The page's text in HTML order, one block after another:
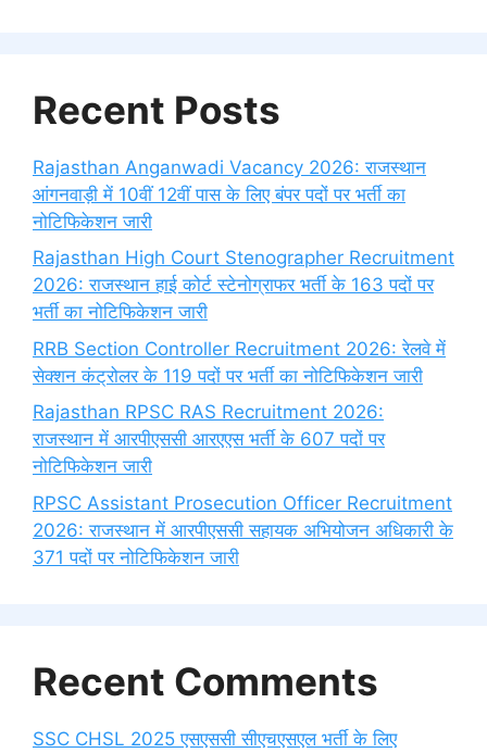
Recent Posts
Rajasthan Anganwadi Vacancy 2026: राजस्थान
आंगनवाड़ी में 10वीं 12वीं पास के लिए बंपर पदों पर भर्ती का
नोटिफिकेशन जारी
Rajasthan High Court Stenographer Recruitment
2026: राजस्थान हाई कोर्ट स्टेनोग्राफर भर्ती के 163 पदों पर
भर्ती का नोटिफिकेशन जारी
RRB Section Controller Recruitment 2026: रेलवे में
सेक्शन कंट्रोलर के 119 पदों पर भर्ती का नोटिफिकेशन जारी
Rajasthan RPSC RAS Recruitment 2026:
राजस्थान में आरपीएससी आरएएस भर्ती के 607 पदों पर
नोटिफिकेशन जारी
RPSC Assistant Prosecution Officer Recruitment
2026: राजस्थान में आरपीएससी सहायक अभियोजन अधिकारी के
371 पदों पर नोटिफिकेशन जारी
Recent Comments
SSC CHSL 2025 एसएससी सीएचएसएल भर्ती के लिए